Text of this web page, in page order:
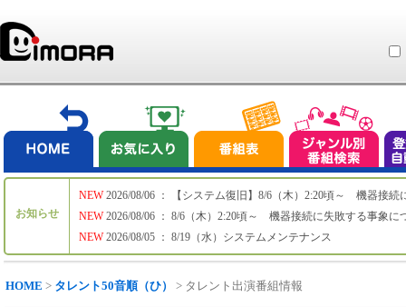
お知らせ
NEW
NEW
NEW
2026/08/06 ： 【システム復旧】8/6（木）2:20頃～ 機器接続
2026/08/06 ： 8/6（木）2:20頃～ 機器接続に失敗する事象に
2026/08/05 ： 8/19（水）システムメンテナンス
HOME > タレント50音順（ひ） > タレント出演番組情報